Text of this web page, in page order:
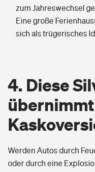
zum Jahreswechsel
Eine große
sich als trügerisches
4. Diese
Werden Autos durch
oder durch eine